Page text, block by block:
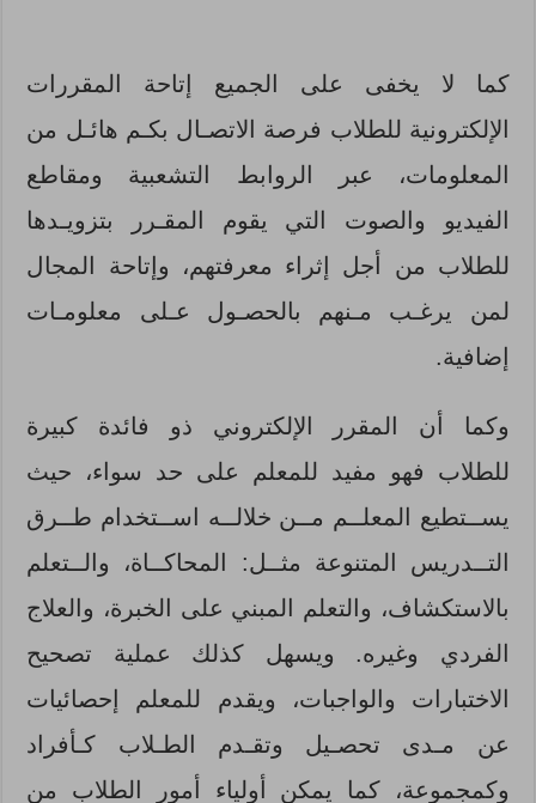
كما لا يخفى على الجميع إتاحة المقررات
الإلكترونية للطلاب فرصة الاتصـال بكـم هائـل من
المعلومات، عبر الروابط التشعبية ومقاطع
الفيديو والصوت التي يقوم المقـرر بتزويـدها
للطلاب من أجل إثراء معرفتهم، وإتاحة المجال
لمن يرغـب مـنهم بالحصـول عـلى معلومـات
إضافية.
وكما أن المقرر الإلكتروني ذو فائدة كبيرة
للطلاب فهو مفيد للمعلم على حد سواء، حيث
يســتطيع المعلــم مــن خلالــه اســتخدام طــرق
التــدريس المتنوعة مثــل: المحاكــاة، والــتعلم
بالاستكشاف، والتعلم المبني على الخبرة، والعلاج
الفردي وغيره. ويسهل كذلك عملية تصحيح
الاختبارات والواجبات، ويقدم للمعلم إحصائيات
عن مـدى تحصـيل وتقـدم الطـلاب كـأفراد
وكمجموعة، كما يمكن أولياء أمور الطلاب من